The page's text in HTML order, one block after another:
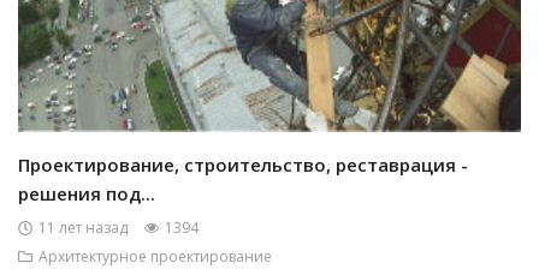
Проектирование, строительство, реставрация -
решения под...
11 лет назад
1394
Архитектурное проектирование